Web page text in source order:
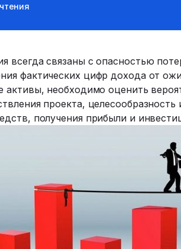
всегда связаны с опасностью
фактических цифр дохода от
необходимо оценить
проекта,
получения прибыли и